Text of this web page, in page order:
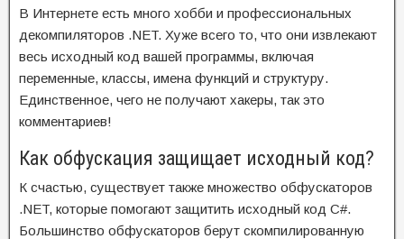
В Интернете есть много хобби и профессиональных
декомпиляторов .NET. Хуже всего то, что они извлекают
весь исходный код вашей программы, включая
переменные, классы, имена функций и структуру.
Единственное, чего не получают хакеры, так это
комментариев!
Как обфускация защищает исходный код?
К счастью, существует также множество обфускаторов
.NET, которые помогают защитить исходный код C#.
Большинство обфускаторов берут скомпилированную